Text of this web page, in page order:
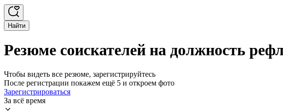
Найти
Резюме соискателей на должность
Чтобы видеть все резюме, зарегистрируйтесь
После регистрации покажем ещё 5 и откроем фото
Зарегистрироваться
За всё время